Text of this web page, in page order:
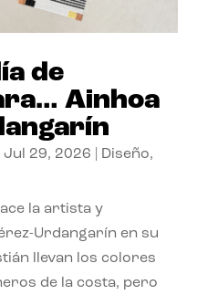
de
Ainhoa
Jul 29, 2026 Diseño,
la artista y
Urdangarín en su
llevan los colores
de la costa, pero